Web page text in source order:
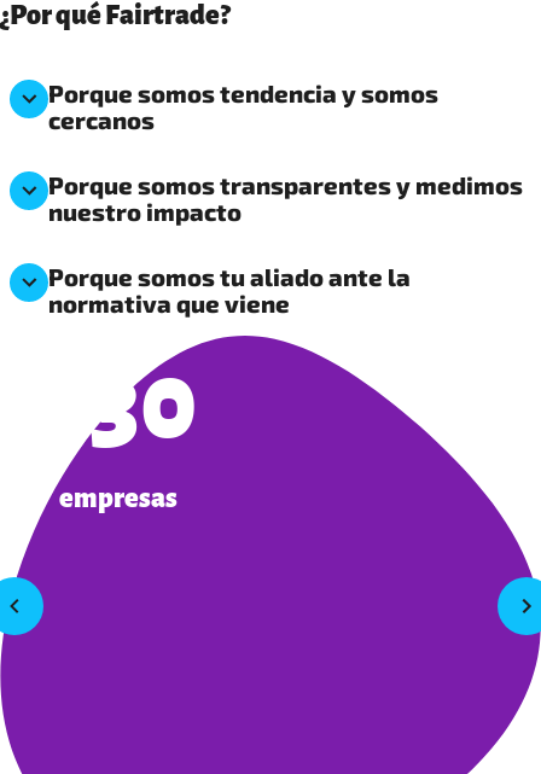
¿Por qué Fairtrade?
Porque somos tendencia y somos
cercanos
Porque somos transparentes y medimos
nuestro impacto
Porque somos tu aliado ante la
normativa que viene
330
empresas